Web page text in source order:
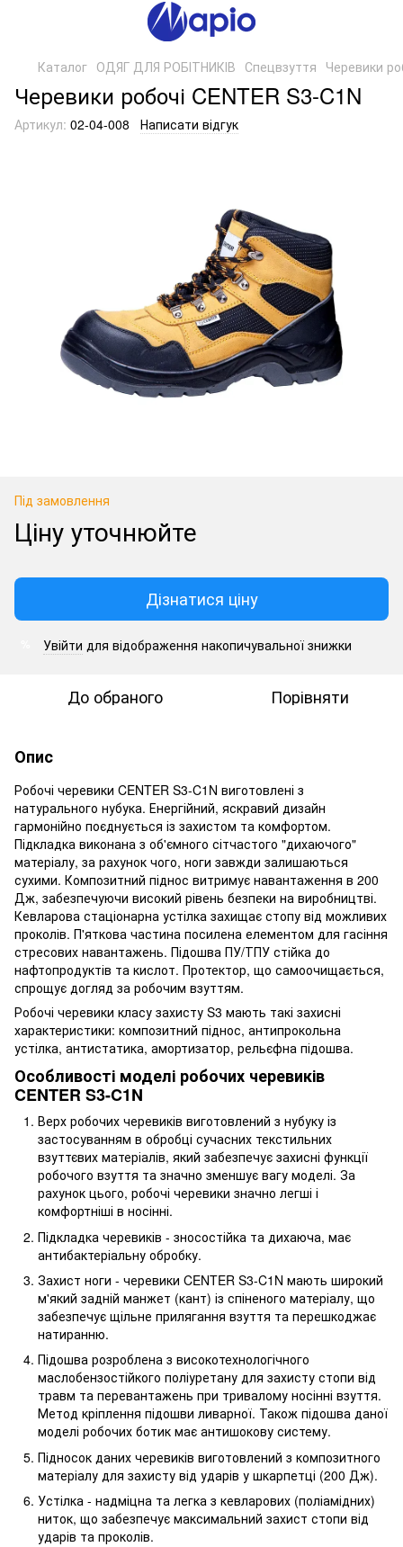
Каталог ОДЯГ ДЛЯ РОБІТНИКІВ Спецвзуття Черевики
Черевики робочі CENTER S3-C1N
Артикул: 02-04-008 Написати відгук
Під замовлення
Ціну уточнюйте
Дізнатися ціну
Увійти для відображення накопичувальної знижки
До обраного Порівняти
Опис
Робочі черевики CENTER S3-C1N виготовлені з
натурального нубука. Енергійний, яскравий дизайн
гармонійно поєднується із захистом та комфортом.
Підкладка виконана з об'ємного сітчастого "дихаючого"
матеріалу, за рахунок чого, ноги завжди залишаються
сухими. Композитний піднос витримує навантаження в 200
Дж, забезпечуючи високий рівень безпеки на виробництві.
Кевларова стаціонарна устілка захищає стопу від можливих
проколів. П'яткова частина посилена елементом для гасіння
стресових навантажень. Підошва ПУ/ТПУ стійка до
нафтопродуктів та кислот. Протектор, що самоочищається,
спрощує догляд за робочим взуттям.
Робочі черевики класу захисту S3 мають такі захисні
характеристики: композитний піднос, антипрокольна
устілка, антистатика, амортизатор, рельєфна підошва.
Особливості моделі робочих черевиків
CENTER S3-C1N
Верх робочих черевиків виготовлений з нубуку із
застосуванням в обробці сучасних текстильних
взуттєвих матеріалів, який забезпечує захисні функції
робочого взуття та значно зменшує вагу моделі. За
рахунок цього, робочі черевики значно легші і
комфортніші в носінні.
Підкладка черевиків - зносостійка та дихаюча, має
антибактеріальну обробку.
Захист ноги - черевики CENTER S3-C1N мають широкий
м'який задній манжет (кант) із спіненого матеріалу, що
забезпечує щільне прилягання взуття та перешкоджає
натиранню.
Підошва розроблена з високотехнологічного
маслобензостійкого поліуретану для захисту стопи від
травм та перевантажень при тривалому носінні взуття.
Метод кріплення підошви ливарної. Також підошва даної
моделі робочих ботик має антишокову систему.
Підносок даних черевиків виготовлений з композитного
матеріалу для захисту від ударів у шкарпетці (200 Дж).
Устілка - надміцна та легка з кевларових (поліамідних)
ниток, що забезпечує максимальний захист стопи від
ударів та проколів.